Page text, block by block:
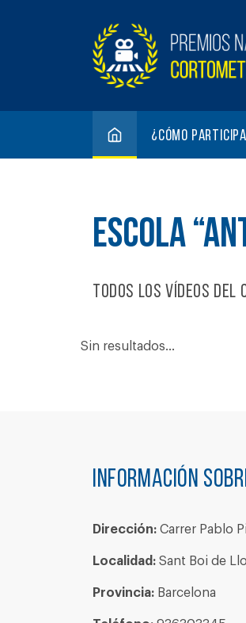
¿Cómo
ESCOLA
Todos los vídeos del
Sin resultados...
Información
Dirección: Carrer Pablo
Localidad: Sant Boi de
Provincia: Barcelona